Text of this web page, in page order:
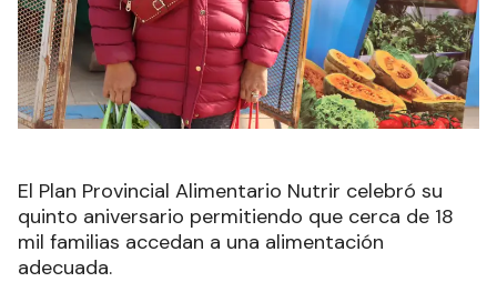
El Plan Provincial Alimentario Nutrir celebró su
quinto aniversario permitiendo que cerca de 18
mil familias accedan a una alimentación
adecuada.